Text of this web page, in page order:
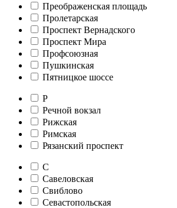
Преображенская площадь
Пролетарская
Проспект Вернадского
Проспект Мира
Профсоюзная
Пушкинская
Пятницкое шоссе
Р
Речной вокзал
Рижская
Римская
Рязанский проспект
С
Савеловская
Свиблово
Севастопольская